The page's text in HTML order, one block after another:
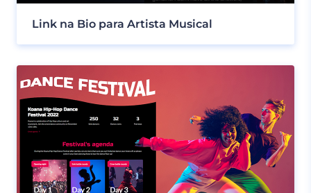
Link na Bio para Artista Musical